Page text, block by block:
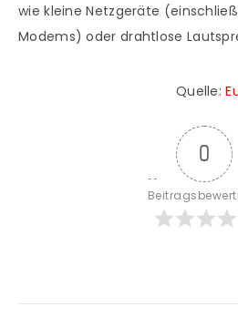
wie kleine Netzgeräte
Modems) oder drahtlose
Quelle:
0